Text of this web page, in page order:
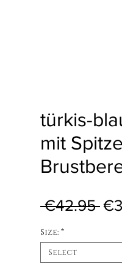
türkis-
mit
€42.95
Size: *
Select